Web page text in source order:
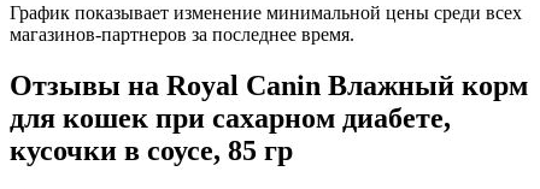
График показывает изменение минимальной цены среди всех
магазинов-партнеров за последнее время.
Отзывы на Royal Canin Влажный корм
для кошек при сахарном диабете,
кусочки в соусе, 85 гр